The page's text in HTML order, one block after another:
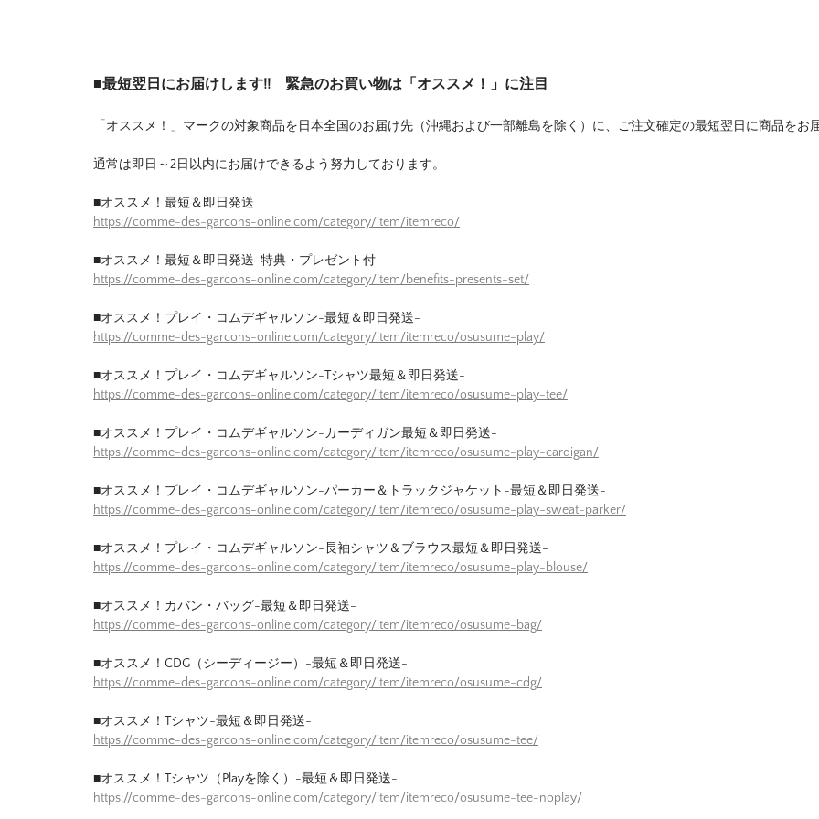
■最短翌日にお届けします!! 緊急のお買い物は「オススメ！」に注目
「オススメ！」マークの対象商品を日本全国のお届け先（沖縄および一部離島を除く）に、ご注文確定の最短翌日に商品をお
通常は即日～2日以内にお届けできるよう努力しております。
■オススメ！最短＆即日発送
https://comme-des-garcons-online.com/category/item/itemreco/
■オススメ！最短＆即日発送-特典・プレゼント付-
https://comme-des-garcons-online.com/category/item/benefits-presents-set/
■オススメ！プレイ・コムデギャルソン-最短＆即日発送-
https://comme-des-garcons-online.com/category/item/itemreco/osusume-play/
■オススメ！プレイ・コムデギャルソン-Tシャツ最短＆即日発送-
https://comme-des-garcons-online.com/category/item/itemreco/osusume-play-tee/
■オススメ！プレイ・コムデギャルソン-カーディガン最短＆即日発送-
https://comme-des-garcons-online.com/category/item/itemreco/osusume-play-cardigan/
■オススメ！プレイ・コムデギャルソン-パーカー＆トラックジャケット-最短＆即日発送-
https://comme-des-garcons-online.com/category/item/itemreco/osusume-play-sweat-parker/
■オススメ！プレイ・コムデギャルソン-長袖シャツ＆ブラウス最短＆即日発送-
https://comme-des-garcons-online.com/category/item/itemreco/osusume-play-blouse/
■オススメ！カバン・バッグ-最短＆即日発送-
https://comme-des-garcons-online.com/category/item/itemreco/osusume-bag/
■オススメ！CDG（シーディージー）-最短＆即日発送-
https://comme-des-garcons-online.com/category/item/itemreco/osusume-cdg/
■オススメ！Tシャツ-最短＆即日発送-
https://comme-des-garcons-online.com/category/item/itemreco/osusume-tee/
■オススメ！Tシャツ（Playを除く）-最短＆即日発送-
https://comme-des-garcons-online.com/category/item/itemreco/osusume-tee-noplay/